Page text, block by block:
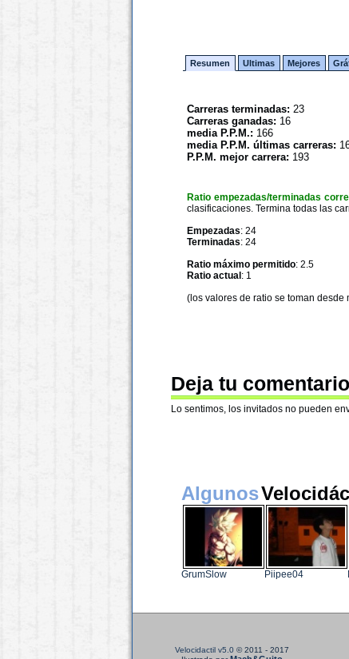
Resumen Ultimas Mejores
Carreras terminadas: 23
Carreras ganadas: 16
media P.P.M.: 166
media P.P.M. últimas carreras:
P.P.M. mejor carrera: 193
Ratio empezadas/terminadas
clasificaciones. Termina todas las
Empezadas: 24
Terminadas: 24
Ratio máximo permitido: 2.5
Ratio actual : 1
(los valores de ratio se toman desde
Deja tu
Lo sentimos, los invitados no pueden
Algunos
GrumSlow Piipee04
Velocidactil v5.0 © 2011 - 2017